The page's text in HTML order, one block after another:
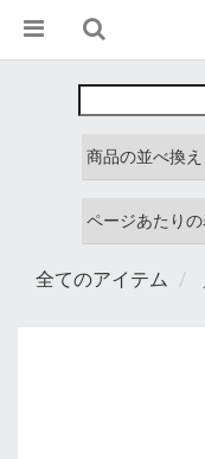
全てのアイテム